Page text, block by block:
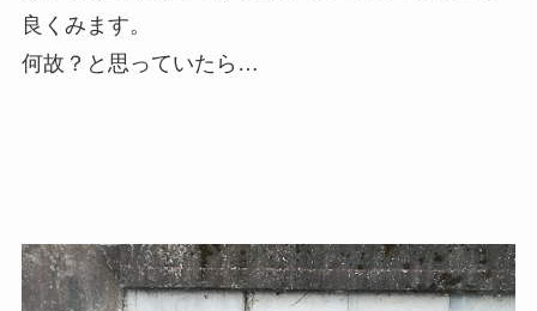
良くみます。
何故？と思っていたら…